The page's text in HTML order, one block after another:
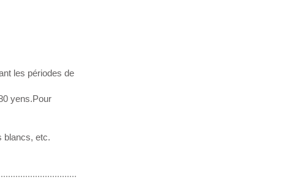
les périodes de
yens.Pour
blancs, etc.